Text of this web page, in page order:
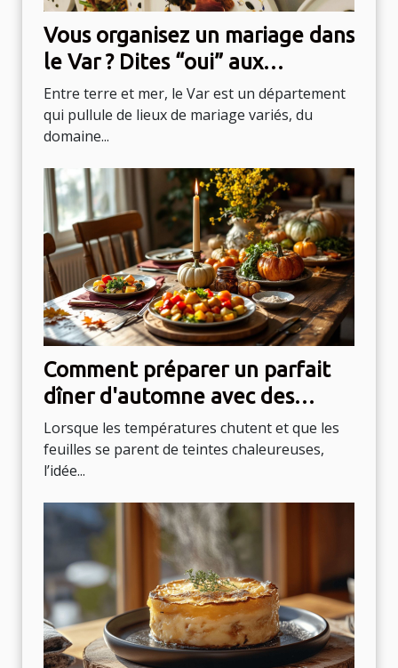
Vous organisez un mariage dans
le Var ? Dites “oui” aux
propositions de ce traiteur !
Entre terre et mer, le Var est un département
qui pullule de lieux de mariage variés, du
domaine...
Comment préparer un parfait
dîner d'automne avec des
produits de saison ?
Lorsque les températures chutent et que les
feuilles se parent de teintes chaleureuses,
l’idée...